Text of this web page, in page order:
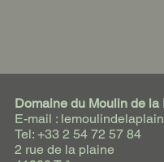
Domaine du Moulin de la
E-mail :
Tel: +33 2 54 72 57 84
2 rue de la plaine